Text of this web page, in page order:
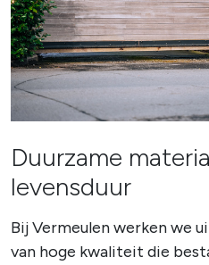
Duurzame
levensduur
Bij Vermeulen werken we
van hoge kwaliteit die